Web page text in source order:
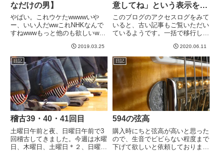
なだけの男】
やばい。これウケたwwwwいや
ー、いい人だwwこれNHKなんで
すねwwwもっと他のも欲しいw----
2019.03.25
意してね」という表示を自
動的にだすカスタマイズ
このブログのアクセスログをみて
いると、古い記事もご覧いただい
ているようです。一括で移行した
クトが変になってるのが結構ある
んですよね。編集しようとする
と、移行記事はすべてエディタが
「クラシック」というものになっ
2020.06.11
日記
稽古39・40・41回目
土曜日午前と夜、日曜日午前で3
回稽古してきました。今週は水曜
日、木曜日、土曜日＊２、日曜日
日記
594の弦高
購入時にちと弦高が高いと思った
ので、生音でビビらない程度まで
下げて欲しいと依頼しておりまし